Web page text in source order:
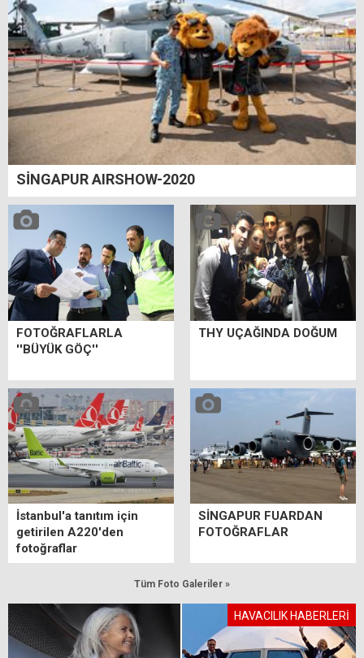
SİNGAPUR AIRSHOW-2020
FOTOĞRAFLARLA
''BÜYÜK GÖÇ''
THY UÇAĞINDA DOĞUM
İstanbul'a tanıtım için
getirilen A220'den
fotoğraflar
SİNGAPUR FUARDAN
FOTOĞRAFLAR
Tüm Foto Galeriler »
HAVACILIK HABERLERİ